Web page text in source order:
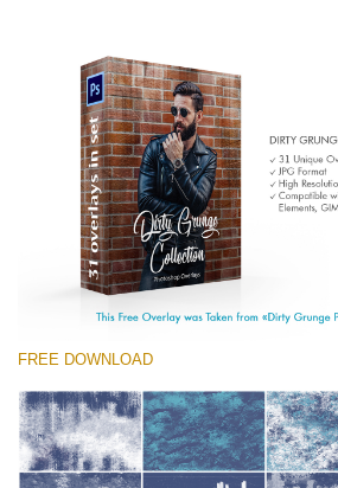
Large 6000*4000px
Entire Collection
(1783 Overlays)
Large 6000*4000px
無料ダウンロード
FREE DOWNLOAD